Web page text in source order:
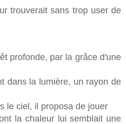
sans trop user de
par la grâce d'une
la lumière, un rayon de
il proposa de jouer
lui semblait une